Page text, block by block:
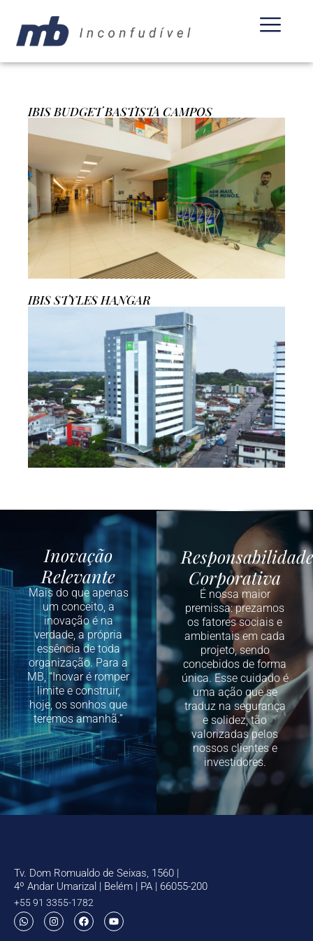
IBIS BUDGET BASTISTA CAMPOS
IBIS STYLES HANGAR
Inovação
Relevante
Mais do que apenas
um conceito, a
inovação é na
verdade, a própria
essência de toda
organização. Para a
MB, “Inovar é romper
limite e construir,
hoje, os sonhos que
teremos amanhã.”
Responsabilidade
Corporativa
É nossa maior
premissa: prezamos
os fatores sociais e
ambientais em cada
projeto, sendo
concebidos de forma
única. Esse cuidado é
uma ação que se
traduz na segurança
e solidez, tão
valorizadas pelos
nossos clientes e
investidores.
Tv. Dom Romualdo de Seixas, 1560 |
4º Andar Umarizal | Belém | PA | 66055-200
+55 91 3355-1782